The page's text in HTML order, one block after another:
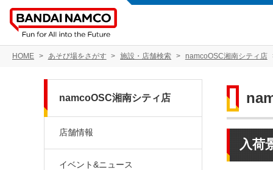
HOME あそび場をさがす 施設・店舗検索 namcoOSC湘南シティ店
入荷
namcoOSC湘南シティ店
店舗情報
イベント&ニュース